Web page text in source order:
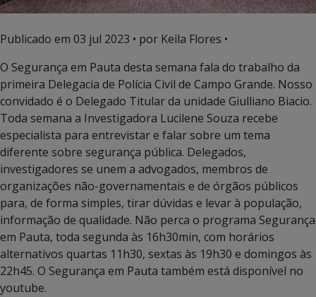
Publicado em 03 jul 2023 • por Keila Flores •
O Segurança em Pauta desta semana fala do trabalho da
primeira Delegacia de Polícia Civil de Campo Grande. Nosso
convidado é o Delegado Titular da unidade Giulliano Biacio.
Toda semana a Investigadora Lucilene Souza recebe
especialista para entrevistar e falar sobre um tema
diferente sobre segurança pública. Delegados,
investigadores se unem a advogados, membros de
organizações não-governamentais e de órgãos públicos
para, de forma simples, tirar dúvidas e levar à população,
informação de qualidade. Não perca o programa Segurança
em Pauta, toda segunda às 16h30min, com horários
alternativos quartas 11h30, sextas às 19h30 e domingos às
22h45. O Segurança em Pauta também está disponível no
youtube.